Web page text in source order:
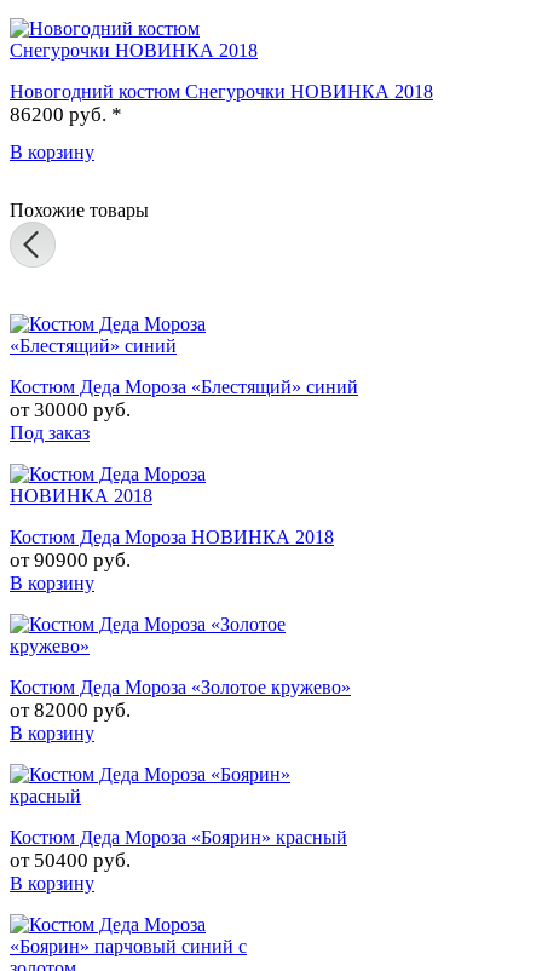
Новогодний костюм Снегурочки НОВИНКА 2018
86200 руб. *
В корзину
Похожие товары
Костюм Деда Мороза «Блестящий» синий
от30000 руб.
Под заказ
Костюм Деда Мороза НОВИНКА 2018
от90900 руб.
В корзину
Костюм Деда Мороза «Золотое кружево»
от82000 руб.
В корзину
Костюм Деда Мороза «Боярин» красный
от 50400 руб.
В корзину